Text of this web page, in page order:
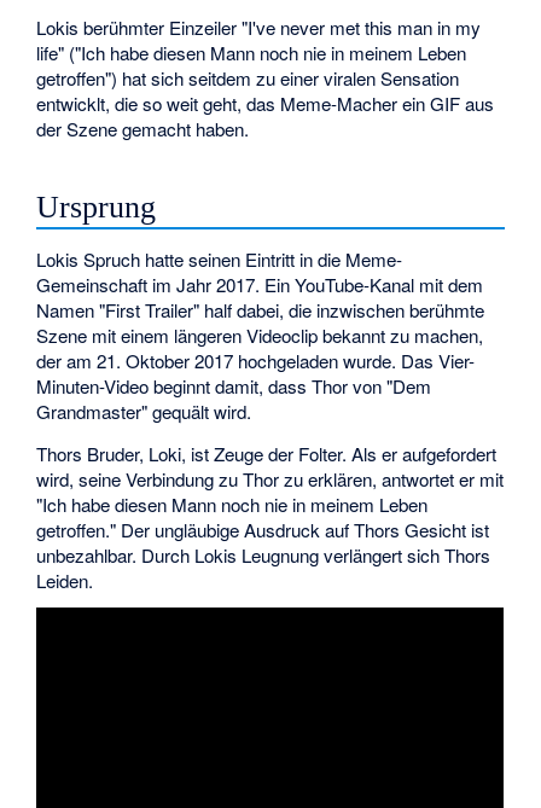
Lokis berühmter Einzeiler "I've never met this man in my
life" ("Ich habe diesen Mann noch nie in meinem Leben
getroffen") hat sich seitdem zu einer viralen Sensation
entwicklt, die so weit geht, das Meme-Macher ein GIF aus
der Szene gemacht haben.
Ursprung
Lokis Spruch hatte seinen Eintritt in die Meme-
Gemeinschaft im Jahr 2017. Ein YouTube-Kanal mit dem
Namen "First Trailer" half dabei, die inzwischen berühmte
Szene mit einem längeren Videoclip bekannt zu machen,
der am 21. Oktober 2017 hochgeladen wurde. Das Vier-
Minuten-Video beginnt damit, dass Thor von "Dem
Grandmaster" gequält wird.
Thors Bruder, Loki, ist Zeuge der Folter. Als er aufgefordert
wird, seine Verbindung zu Thor zu erklären, antwortet er mit
"Ich habe diesen Mann noch nie in meinem Leben
getroffen." Der ungläubige Ausdruck auf Thors Gesicht ist
unbezahlbar. Durch Lokis Leugnung verlängert sich Thors
Leiden.